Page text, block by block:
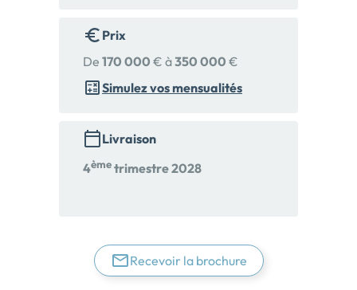
Prix
De 170 000 € à350 000 €
Simulez vos mensualités
Livraison
4èmetrimestre 2028
Recevoir la brochure